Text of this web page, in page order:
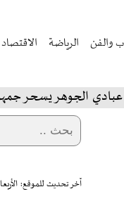
والفن الرياضة الاقتصاد
يسحر جمهور جرش في
آخر تحديث للموقع: الأربعاء ٠٥ أغسطس